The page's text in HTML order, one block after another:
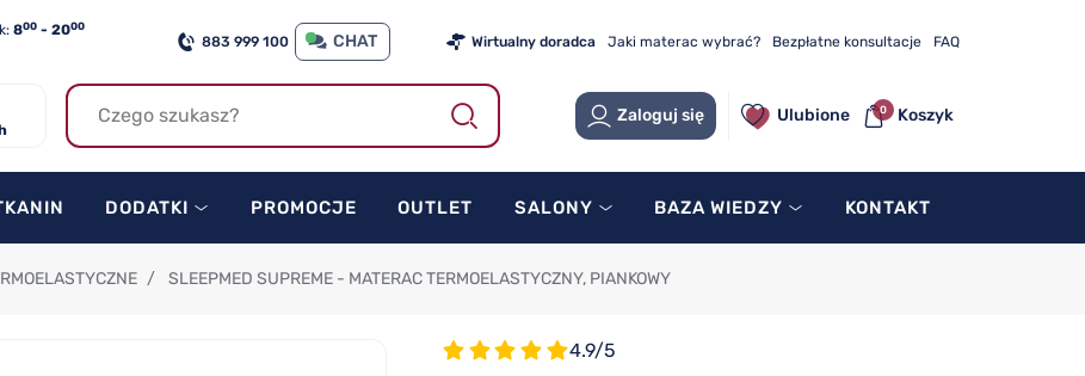
800 - 2000
883 999 100 CHAT Wirtualny doradca Jaki materac wybrać? Bezpłatne konsultacje FAQ
Zaloguj się Ulubione Koszyk
0
DODATKI PROMOCJE OUTLET SALONY BAZA WIEDZY KONTAKT
/ SLEEPMED SUPREME - MATERAC TERMOELASTYCZNY, PIANKOWY
4.9/5